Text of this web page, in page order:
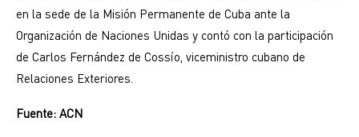
en la sede de la Misión Permanente de Cuba ante la
Organización de Naciones Unidas y contó con la participación
de Carlos Fernández de Cossío, viceministro cubano de
Relaciones Exteriores.
Fuente: ACN